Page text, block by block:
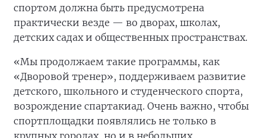
спортом должна быть предусмотрена
практически везде — во дворах, школах,
детских садах и общественных пространствах.
«Мы продолжаем такие программы, как
«Дворовой тренер», поддерживаем развитие
детского, школьного и студенческого спорта,
возрождение спартакиад. Очень важно, чтобы
спортплощадки появлялись не только в